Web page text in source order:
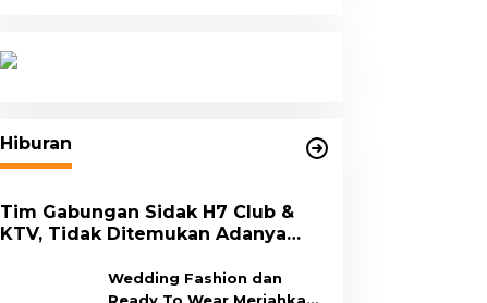
Hiburan
Tim Gabungan Sidak H7 Club &
KTV, Tidak Ditemukan Adanya
Wedding Fashion dan
Ready To Wear Meriahkan